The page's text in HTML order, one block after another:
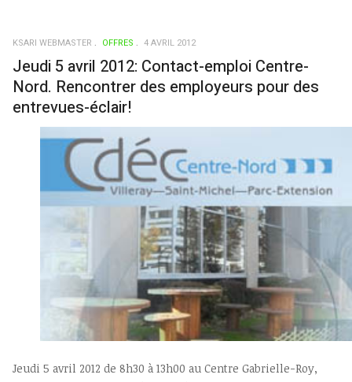
KSARI WEBMASTER OFFRES 4 AVRIL 2012
Jeudi 5 avril 2012: Contact-emploi Centre-
Nord. Rencontrer des employeurs pour des
entrevues-éclair!
Jeudi 5 avril 2012 de 8h30 à 13h00 au Centre Gabrielle-Roy,